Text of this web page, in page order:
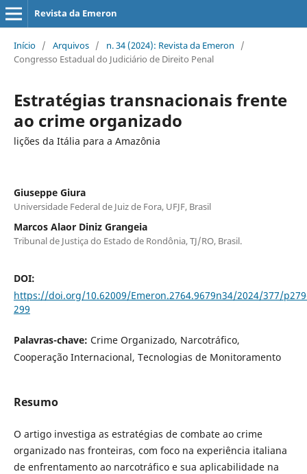
Revista da Emeron
Início / Arquivos / n. 34 (2024): Revista da Emeron
/
Congresso Estadual do Judiciário de Direito Penal
Estratégias transnacionais frente
ao crime organizado
lições da Itália para a Amazônia
Giuseppe Giura
Universidade Federal de Juiz de Fora, UFJF, Brasil
Marcos Alaor Diniz Grangeia
Tribunal de Justiça do Estado de Rondônia, TJ/RO, Brasil.
DOI:
https://doi.org/10.62009/Emeron.2764.9679n34/2024/377/
299
Palavras-chave: Crime Organizado, Narcotráfico,
Cooperação Internacional, Tecnologias de Monitoramento
Resumo
O artigo investiga as estratégias de combate ao crime
organizado nas fronteiras, com foco na experiência italiana
de enfrentamento ao narcotráfico e sua aplicabilidade na